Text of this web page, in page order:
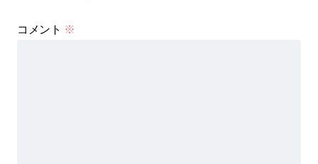
コメント ※